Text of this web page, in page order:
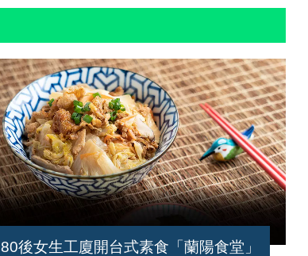
80後女生工廈開台式素食「蘭陽食堂」